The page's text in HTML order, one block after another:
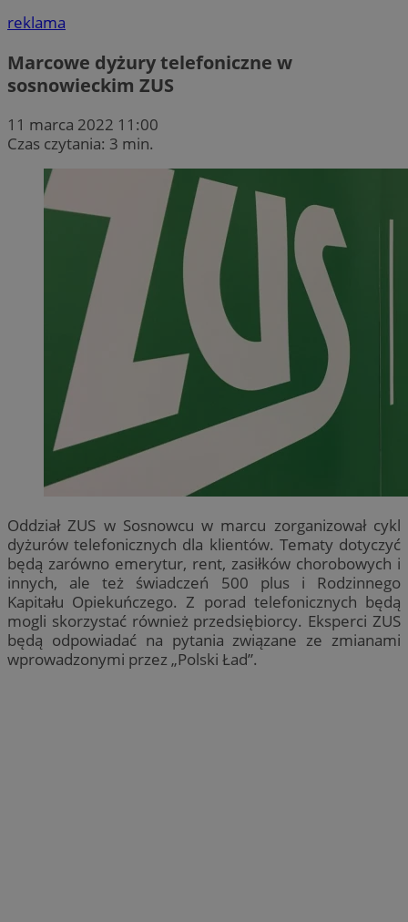
reklama
Marcowe dyżury telefoniczne w
sosnowieckim ZUS
11 marca 2022 11:00
Czas czytania: 3 min.
Oddział ZUS w Sosnowcu w marcu zorganizował cykl
dyżurów telefonicznych dla klientów. Tematy dotyczyć
będą zarówno emerytur, rent, zasiłków chorobowych i
innych, ale też świadczeń 500 plus i Rodzinnego
Kapitału Opiekuńczego. Z porad telefonicznych będą
mogli skorzystać również przedsiębiorcy. Eksperci ZUS
będą odpowiadać na pytania związane ze zmianami
wprowadzonymi przez „Polski Ład”.